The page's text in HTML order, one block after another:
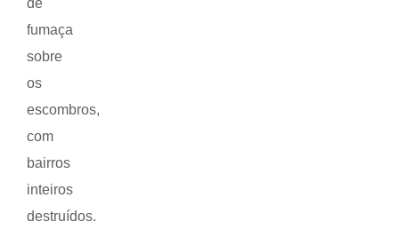
fumaça
sobre
os
escombros,
com
bairros
inteiros
destruídos.